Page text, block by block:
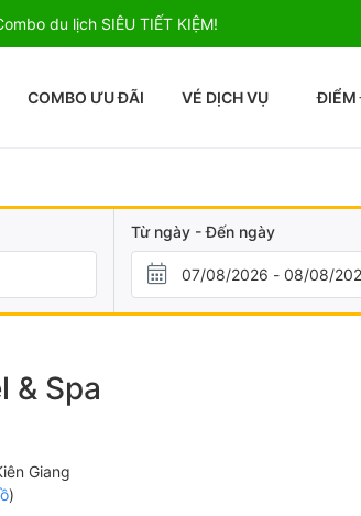
du lịch SIÊU TIẾT KIỆM!
COMBO ƯU ĐÃI VÉ DỊCH VỤ ĐIỂM
Từ ngày - Đến ngày
& Spa
Giang
)